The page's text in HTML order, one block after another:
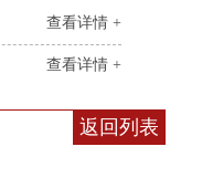
查看详情 +
查看详情 +
返回列表